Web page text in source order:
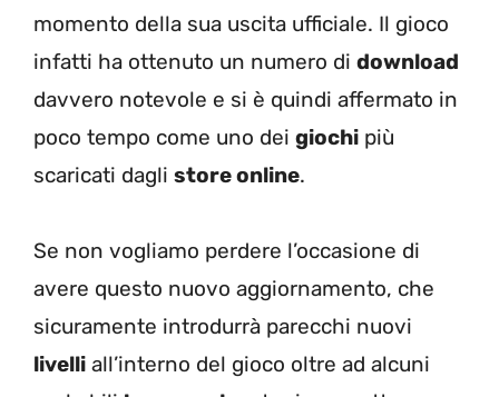
momento della sua uscita ufficiale. Il gioco
infatti ha ottenuto un numero di download
davvero notevole e si è quindi affermato in
poco tempo come uno dei giochi più
scaricati dagli store online.
Se non vogliamo perdere l’occasione di
avere questo nuovo aggiornamento, che
sicuramente introdurrà parecchi nuovi
livelli all’interno del gioco oltre ad alcuni